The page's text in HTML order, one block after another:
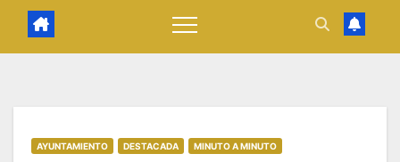
AYUNTAMIENTO DESTACADA MINUTO A MINUTO